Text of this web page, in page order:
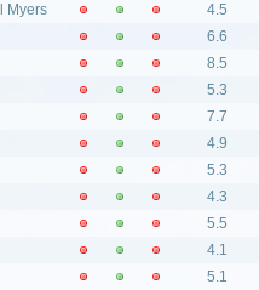
Myers
4.5
6.6
8.5
5.3
7.7
4.9
5.3
4.3
5.5
4.1
5.1